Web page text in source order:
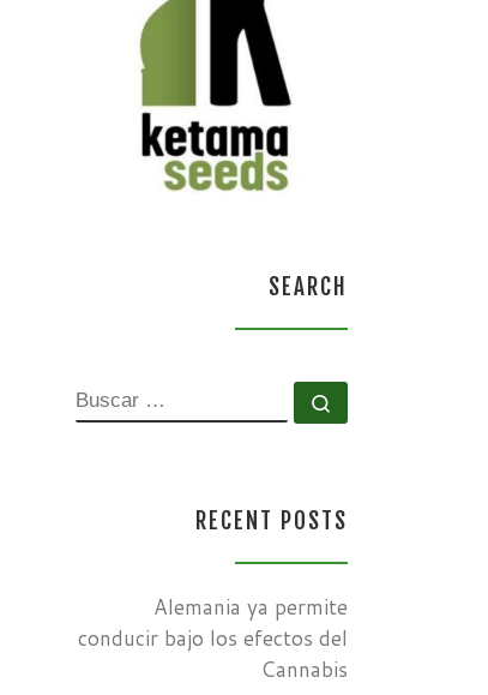
SEARCH
BUSCAR
RECENT POSTS
Alemania ya permite
conducir bajo los efectos del
Cannabis